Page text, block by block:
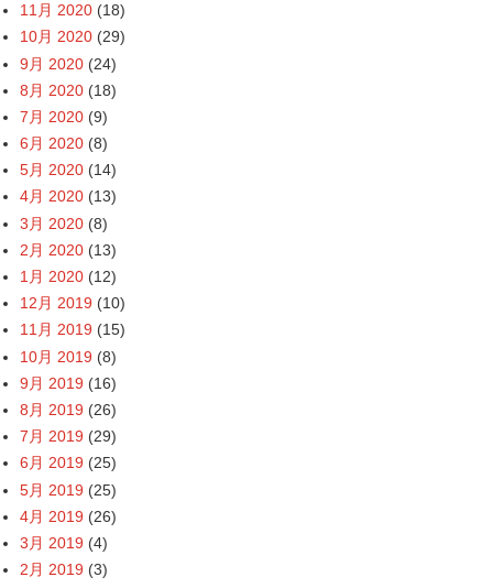
11月 2020 (18)
10月 2020 (29)
9月 2020 (24)
8月 2020 (18)
7月 2020 (9)
6月 2020 (8)
5月 2020 (14)
4月 2020 (13)
3月 2020 (8)
2月 2020 (13)
1月 2020 (12)
12月 2019 (10)
11月 2019 (15)
10月 2019 (8)
9月 2019 (16)
8月 2019 (26)
7月 2019 (29)
6月 2019 (25)
5月 2019 (25)
4月 2019 (26)
3月 2019 (4)
2月 2019 (3)